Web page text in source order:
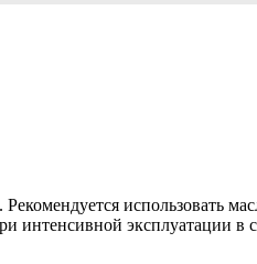
использовать
интенсивной эксплуатации в